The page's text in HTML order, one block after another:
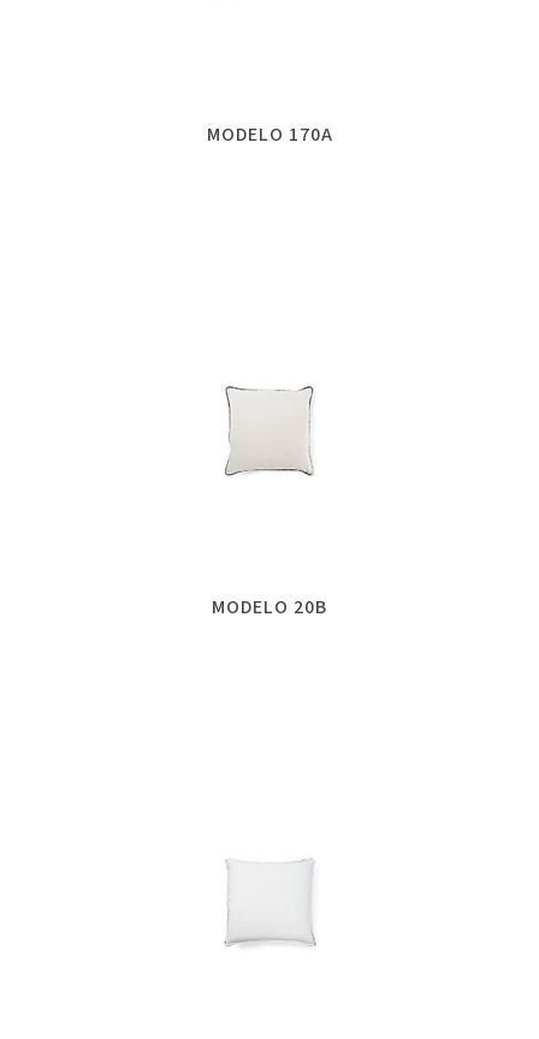
MODELO 170A
MODELO 20B